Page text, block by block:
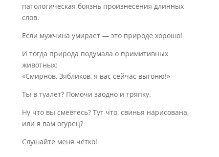
патологическая боязнь произнесения длинных
слов.
Если мужчина умирает — это природе хорошо!
И тогда природа подумала о примитивных
животных:
«Смирнов, Зябликов, я вас сейчас выгоню!»
Ты в туалет? Помочи заодно и тряпку.
Ну что вы смеётесь? Тут что, свинья нарисована,
или я вам огурец?
Слушайте меня чётко!